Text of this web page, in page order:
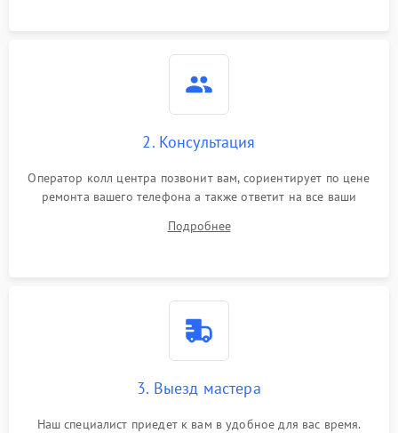
2. Консультация
Оператор колл центра позвонит вам, сориентирует по цене
ремонта вашего телефона а также ответит на все ваши
Подробнее
3. Выезд мастера
Наш специалист приедет к вам в удобное для вас время.